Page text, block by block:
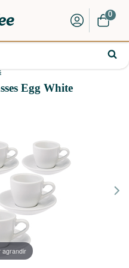
0
Egg White
agrandir